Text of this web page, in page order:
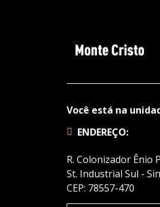
Você está na
ENDEREÇO:
R. Colonizador Ênio
St. Industrial Sul -
CEP: 78557-470